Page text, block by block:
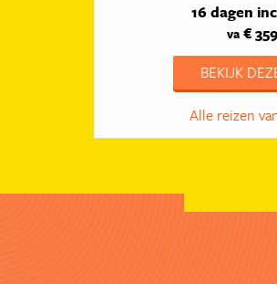
16 dagen
va €
BEKIJK
Alle reizen